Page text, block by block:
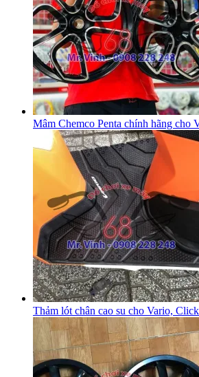
Mâm Chemco Penta chính hãng cho
Thảm lót chân cao su cho Vario,